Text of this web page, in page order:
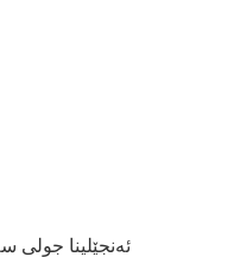
ئەنجێلینا جولی